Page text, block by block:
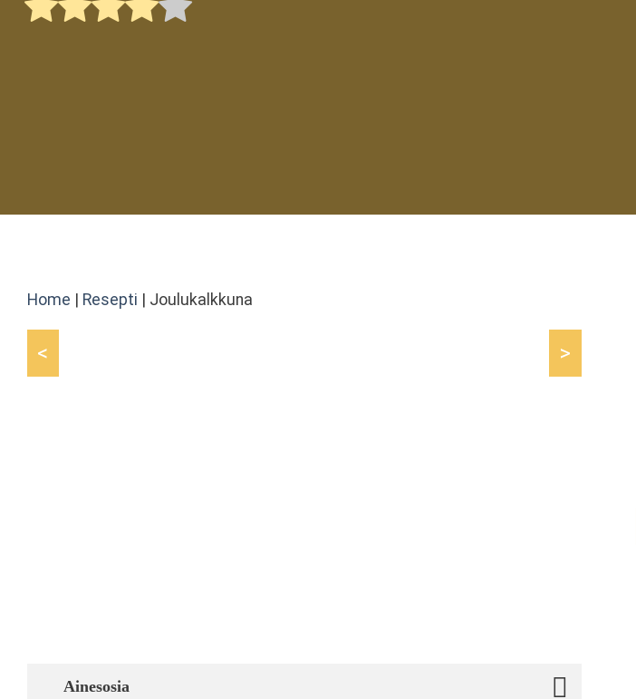
Home Resepti Joulukalkkuna
< >
Ainesosia